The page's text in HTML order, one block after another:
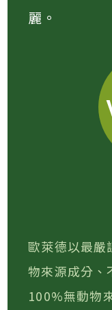
麗。
歐萊德以最嚴
物來源成分、
100%無動物